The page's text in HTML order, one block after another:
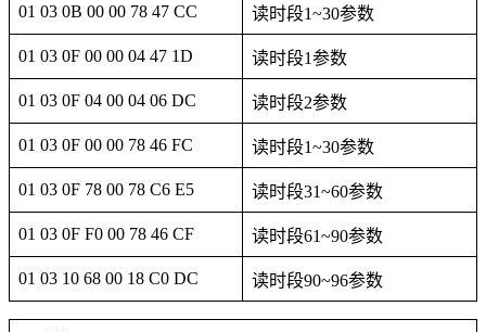
01 03 0B 00 00 78 47 CC 读时段1~30参数
01 03 0F 00 00 04 47 1D 读时段1参数
01 03 0F 04 00 04 06 DC 读时段2参数
01 03 0F 00 00 78 46 FC 读时段1~30参数
01 03 0F 78 00 78 C6 E5 读时段31~60参数
01 03 0F F0 00 78 46 CF 读时段61~90参数
01 03 10 68 00 18 C0 DC 读时段90~96参数